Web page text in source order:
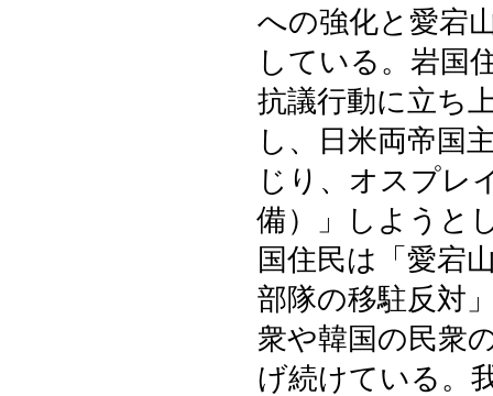
への強化と愛宕
している。岩国
抗議行動に立ち
し、日米両帝国
じり、オスプレ
備）」しようと
国住民は「愛宕
部隊の移駐反対
衆や韓国の民衆
げ続けている。